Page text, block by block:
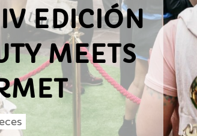
EDICIÓN
MEETS